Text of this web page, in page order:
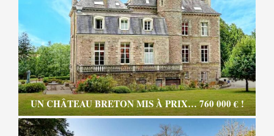
UN CHÂTEAU BRETON MIS À PRIX… 760 000 € !